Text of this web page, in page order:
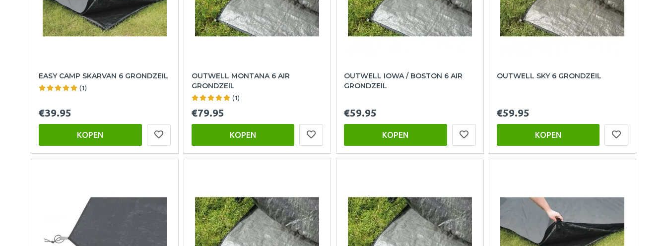
EASY CAMP SKARVAN 6 GRONDZEIL
(1)
€39.95
KOPEN
OUTWELL MONTANA 6 AIR
GRONDZEIL
(1)
€79.95
KOPEN
OUTWELL IOWA / BOSTON 6 AIR
GRONDZEIL
€59.95
KOPEN
OUTWELL SKY 6 GRONDZEIL
€59.95
KOPEN